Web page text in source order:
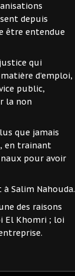
depuis
être entendue
qui
d’emploi,
public,
la non
que jamais
en trainant
pour avoir
Salim Nahouda.
des raisons
El Khomri ; loi